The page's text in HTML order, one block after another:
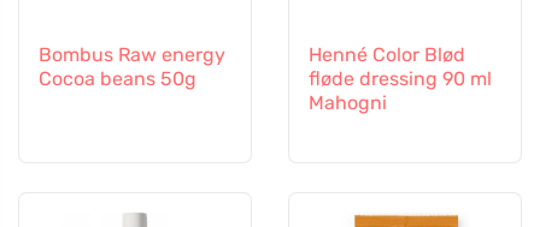
Bombus Raw energy
Cocoa beans 50g
Henné Color Blød
fløde dressing 90 ml
Mahogni